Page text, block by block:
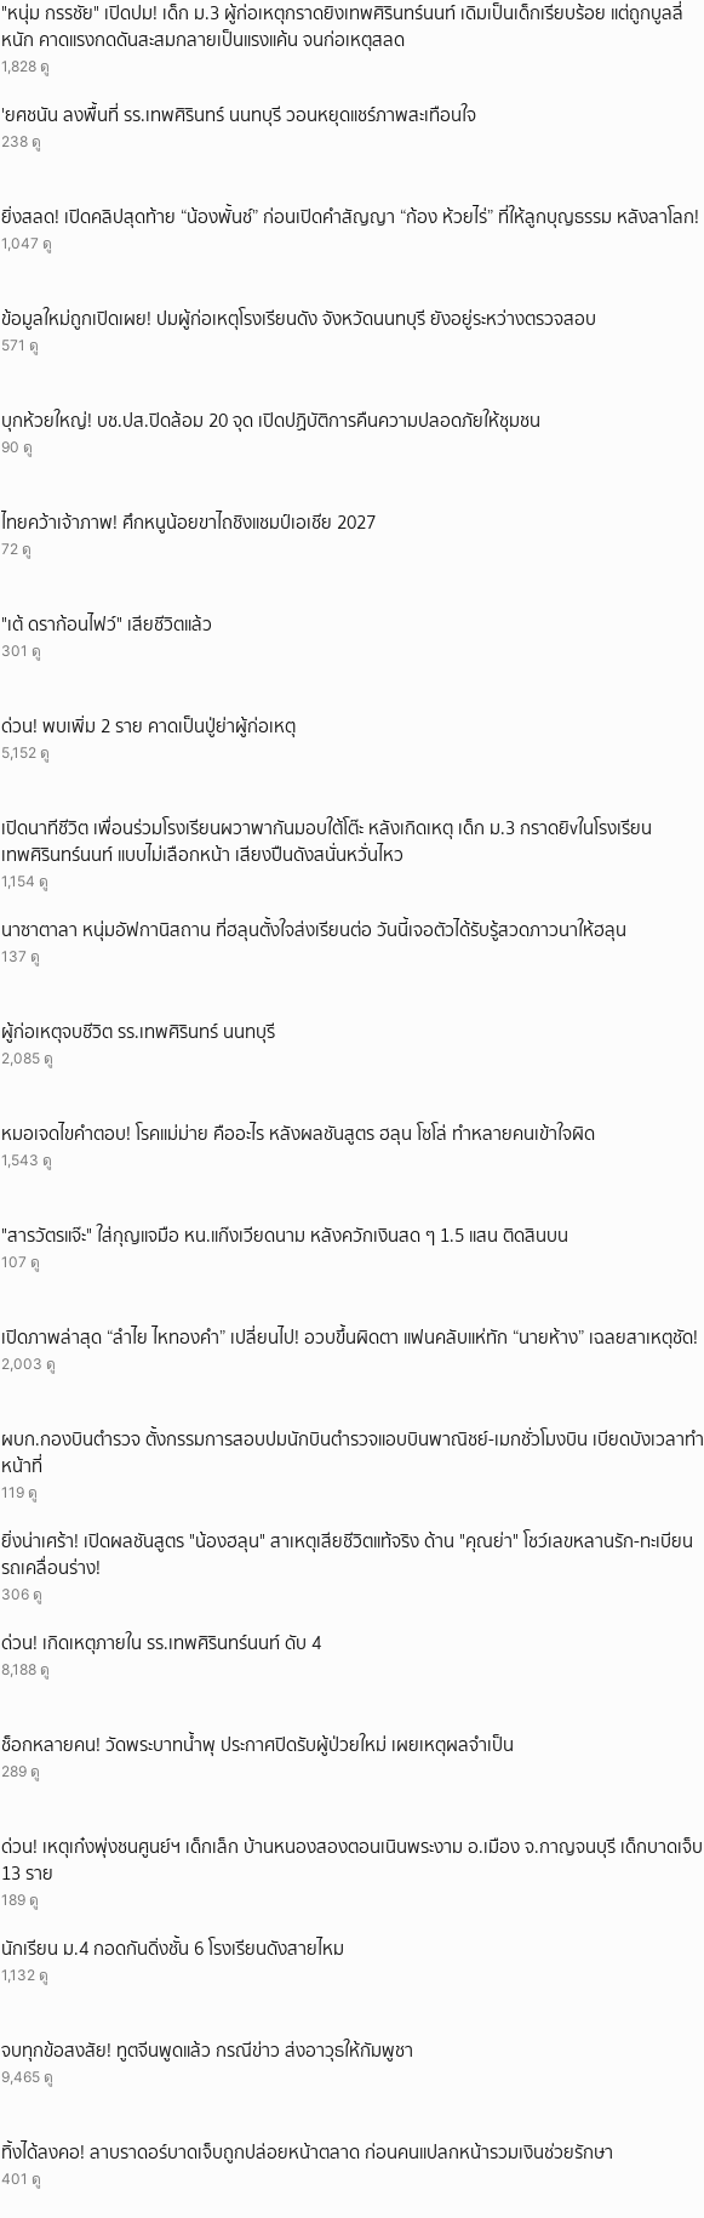
"หนุ่ม กรรชัย" เปิดปม! เด็ก ม.3 ผู้ก่อเหตุกราดยิงเทพศิรินทร์นนท์ เดิมเป็นเด็กเรียบร้อย แต่ถูกบูลลี่
หนัก คาดแรงกดดันสะสมกลายเป็นแรงแค้น จนก่อเหตุสลด
1,828 ดู
'ยศชนัน ลงพื้นที่ รร.เทพศิรินทร์ นนทบุรี วอนหยุดแชร์ภาพสะเทือนใจ
238 ดู
ยิ่งสลด! เปิดคลิปสุดท้าย “น้องพั้นช์” ก่อนเปิดคำสัญญา “ก้อง ห้วยไร่” ที่ให้ลูกบุญธรรม หลังลาโลก!
1,047 ดู
ข้อมูลใหม่ถูกเปิดเผย! ปมผู้ก่อเหตุโรงเรียนดัง จังหวัดนนทบุรี ยังอยู่ระหว่างตรวจสอบ
571 ดู
บุกห้วยใหญ่! บช.ปส.ปิดล้อม 20 จุด เปิดปฏิบัติการคืนความปลอดภัยให้ชุมชน
90 ดู
ไทยคว้าเจ้าภาพ! ศึกหนูน้อยขาไถชิงแชมป์เอเชีย 2027
72 ดู
"เต้ ดราก้อนไฟว์" เสียชีวิตแล้ว
301 ดู
ด่วน! พบเพิ่ม 2 ราย คาดเป็นปู่ย่าผู้ก่อเหตุ
5,152 ดู
เปิดนาทีชีวิต เพื่อนร่วมโรงเรียนผวาพากันมอบใต้โต๊ะ หลังเกิดเหตุ เด็ก ม.3 กราดยิvในโรงเรียน
เทพศิรินทร์นนท์ แบบไม่เลือกหน้า เสียงปืนดังสนั่นหวั่นไหว
1,154 ดู
นาซาตาลา หนุ่มอัฟกานิสถาน ที่ฮลุนตั้งใจส่งเรียนต่อ วันนี้เจอตัวได้รับรู้สวดภาวนาให้ฮลุน
137 ดู
ผู้ก่อเหตุจบชีวิต รร.เทพศิรินทร์ นนทบุรี
2,085 ดู
หมอเจดไขคำตอบ! โรคแม่ม่าย คืออะไร หลังผลชันสูตร ฮลุน โซโล่ ทำหลายคนเข้าใจผิด
1,543 ดู
"สารวัตรแจ๊ะ" ใส่กุญแจมือ หน.แก๊งเวียดนาม หลังควักเงินสด ๆ 1.5 แสน ติดสินบน
107 ดู
เปิดภาพล่าสุด “ลำไย ไหทองคำ” เปลี่ยนไป! อวบขึ้นผิดตา แฟนคลับแห่ทัก “นายห้าง” เฉลยสาเหตุชัด!
2,003 ดู
ผบก.กองบินตำรวจ ตั้งกรรมการสอบปมนักบินตำรวจแอบบินพาณิชย์-เมกชั่วโมงบิน เบียดบังเวลาทำ
หน้าที่
119 ดู
ยิ่งน่าเศร้า! เปิดผลชันสูตร "น้องฮลุน" สาเหตุเสียชีวิตแท้จริง ด้าน "คุณย่า" โชว์เลขหลานรัก-ทะเบียน
รถเคลื่อนร่าง!
306 ดู
ด่วน! เกิดเหตุภายใน รร.เทพศิรินทร์นนท์ ดับ 4
8,188 ดู
ช็อกหลายคน! วัดพระบาทน้ำพุ ประกาศปิดรับผู้ป่วยใหม่ เผยเหตุผลจำเป็น
289 ดู
ด่วน! เหตุเก๋งพุ่งชนศูนย์ฯ เด็กเล็ก บ้านหนองสองตอนเนินพระงาม อ.เมือง จ.กาญจนบุรี เด็กบาดเจ็บ
13 ราย
189 ดู
นักเรียน ม.4 กอดกันดิ่งชั้น 6 โรงเรียนดังสายไหม
1,132 ดู
จบทุกข้อสงสัย! ทูตจีนพูดแล้ว กรณีข่าว ส่งอาวุธให้กัมพูชา
9,465 ดู
ทิ้งได้ลงคอ! ลาบราดอร์บาดเจ็บถูกปล่อยหน้าตลาด ก่อนคนแปลกหน้ารวมเงินช่วยรักษา
401 ดู
ยกเลิก